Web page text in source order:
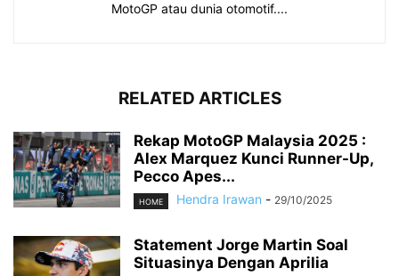
MotoGP atau dunia otomotif....
RELATED ARTICLES
Rekap MotoGP Malaysia 2025 :
Alex Marquez Kunci Runner-Up,
Pecco Apes...
HOME Hendra Irawan - 29/10/2025
Statement Jorge Martin Soal
Situasinya Dengan Aprilia